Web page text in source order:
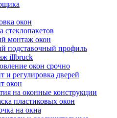
окон
стеклопакетов
монтаж окон
подставочный профиль
illbruck
окон срочно
и регулировка дверей
окон
на оконные конструкции
пластиковых окон
на окна